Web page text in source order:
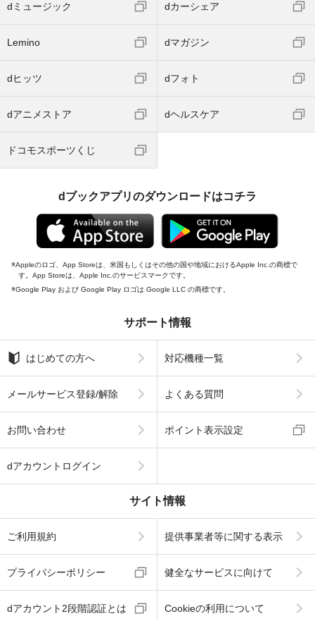
dミュージック dカーシェア
Lemino dマガジン
dヒッツ dフォト
dアニメストア dヘルスケア
ドコモスポーツくじ
dブックアプリのダウンロードはコチラ
Appleのロゴ、App Storeは、米国もしくはその他の国や地域におけるApple Inc.の商標で
す。App Storeは、Apple Inc.のサービスマークです。
Google Play および Google Play ロゴは Google LLC の商標です。
サポート情報
はじめての方へ 対応機種一覧
メールサービス登録/解除 よくある質問
お問い合わせ ポイント表示設定
dアカウントログイン
サイト情報
ご利用規約 提供事業者等に関する表示
プライバシーポリシー 健全なサービスに向けて
dアカウント2段階認証とは Cookieの利用について